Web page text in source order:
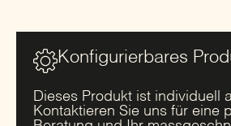
Konfigurierbares
Dieses Produkt ist individuell
Kontaktieren Sie uns für eine